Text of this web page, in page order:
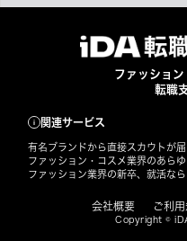
ファッショ
転職
関連サービス
有名ブランドから直接スカウトが
ファッション・コスメ業界のあら
ファッション業界の新卒、就活な
会社概要 ご利
Copyright ©